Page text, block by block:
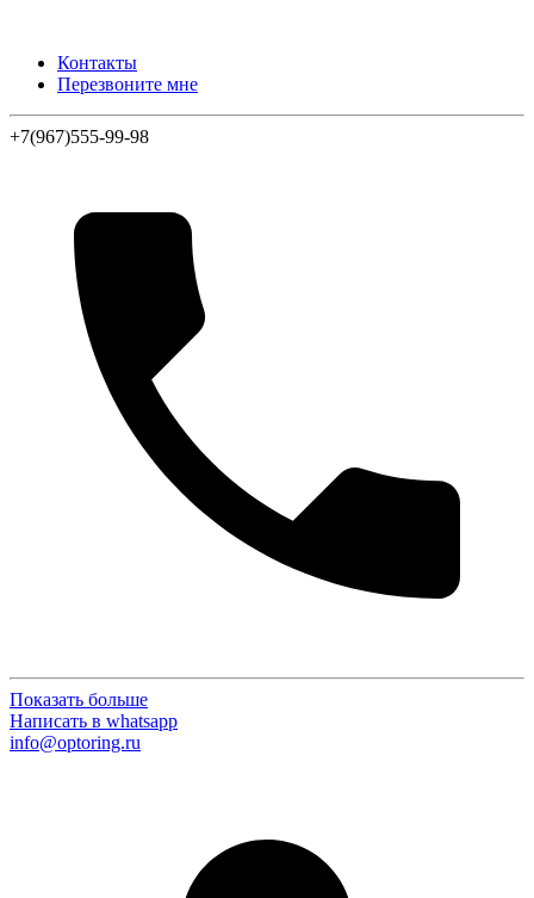
Контакты
Перезвоните мне
+7(967)555-99-98
Показать больше
Написать в whatsapp
info@optoring.ru